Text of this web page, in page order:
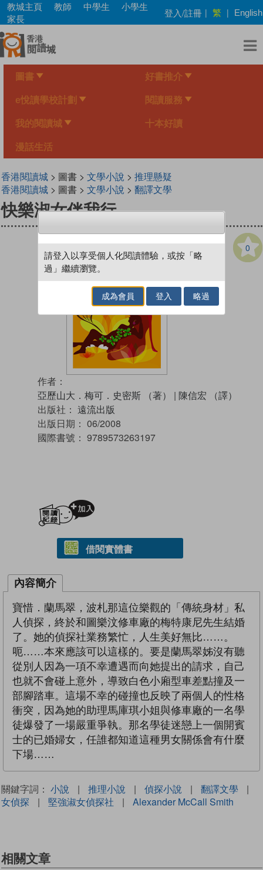
Skip
main
content
教城主頁 教師 中學生
小學生
家長
登入/註冊 | 繁 | English
圖書 好書推介
e悅讀學校計劃 閱讀服務
我的閱讀城 十本好讀
漫話生活
香港閱讀城> 圖書 > 文學小說 > 推理懸疑
香港閱讀城> 圖書 > 文學小說 > 翻譯文學
快樂淑女伴我行
0
作者：
亞歷山大．梅可．史密斯 （著）
| 陳信宏 （譯）
出版社： 遠流出版
出版日期： 06/2008
國際書號： 9789573263197
借閱實體書
內容簡介
寶惜．蘭馬翠，波札那這位樂觀的「傳統身材」私
人偵探，終於和圖樂汶修車廠的梅特康尼先生結婚
了。她的偵探社業務繁忙，人生美好無比……。
呃……本來應該可以這樣的。要是蘭馬翠姊沒有聽
從別人因為一項不幸遭遇而向她提出的請求，自己
也就不會碰上意外，導致白色小廂型車差點撞及一
部腳踏車。這場不幸的碰撞也反映了兩個人的性格
衝突，因為她的助理馬庫琪小姐與修車廠的一名學
徒爆發了一場嚴重爭執。那名學徒迷戀上一個開賓
士的已婚婦女，任誰都知道這種男女關係會有什麼
下場……
關鍵字詞： 小說 | 推理小說 | 偵探小說 | 翻譯文學
|
女偵探
| 堅強淑女偵探社 | Alexander McCall Smith
相關文章
請登入以享受個人化閱讀體驗，或按「略
過」繼續瀏覽。
成為會員 登入 略過